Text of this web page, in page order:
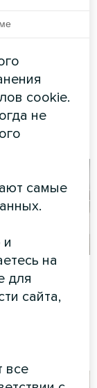
домов
счетов за
дом
cookie.
не
самые
на
для
сайта,
все